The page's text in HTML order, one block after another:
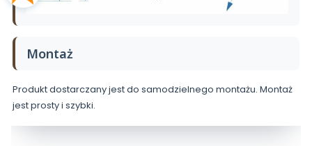
Montaż
Produkt dostarczany jest do samodzielnego montażu. Montaż
jest prosty i szybki.